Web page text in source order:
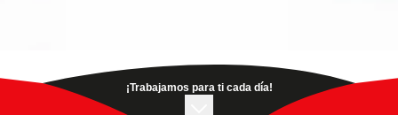
¡Trabajamos para ti cada día!